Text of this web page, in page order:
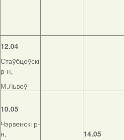
12.04
Стаўбцоўскі
р-н,
М.Львоў
10.05
Чэрвенскі р-
н,
14.05